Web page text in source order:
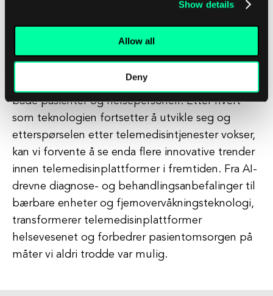
Show details
Allow all
Deny
måten helsetjenester leveres på, noe som gjør
det mer praktisk, tilgjengelig og effektivt for
både pasienter og helsepersonell. Etter hvert
som teknologien fortsetter å utvikle seg og
etterspørselen etter telemedisintjenester vokser,
kan vi forvente å se enda flere innovative trender
innen telemedisinplattformer i fremtiden. Fra AI-
drevne diagnose- og behandlingsanbefalinger til
bærbare enheter og fjernovervåkningsteknologi,
transformerer telemedisinplattformer
helsevesenet og forbedrer pasientomsorgen på
måter vi aldri trodde var mulig.